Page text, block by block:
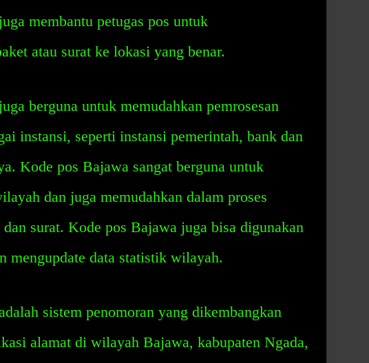
membantu petugas pos untuk
atau surat ke lokasi yang benar.
berguna untuk memudahkan pemrosesan
instansi, seperti instansi pemerintah, bank dan
Kode pos Bajawa sangat berguna untuk
dan juga memudahkan dalam proses
surat. Kode pos Bajawa juga bisa digunakan
mengupdate data statistik wilayah.
sistem penomoran yang dikembangkan
alamat di wilayah Bajawa, kabupaten Ngada,